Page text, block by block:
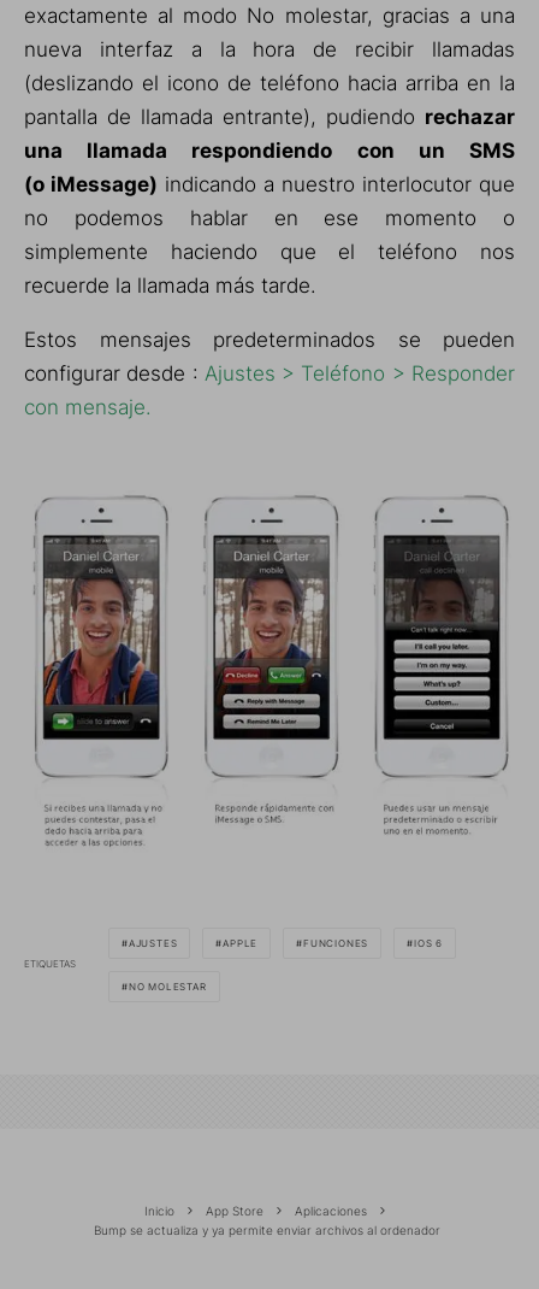
exactamente al modo No molestar, gracias a una
nueva interfaz a la hora de recibir llamadas
(deslizando el icono de teléfono hacia arriba en la
pantalla de llamada entrante), pudiendo rechazar
una llamada respondiendo con un SMS
(o iMessage) indicando a nuestro interlocutor que
no podemos hablar en ese momento o
simplemente haciendo que el teléfono nos
recuerde la llamada más tarde.
Estos mensajes predeterminados se pueden
configurar desde : Ajustes > Teléfono > Responder
con mensaje.
ETIQUETAS
AJUSTES APPLE FUNCIONES IOS 6
NO MOLESTAR
Inicio App Store
Aplicaciones
Bump se actualiza y ya permite enviar archivos al ordenador